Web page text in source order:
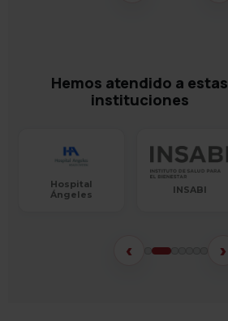
Hemos atendido a estas
instituciones
INSABI
SEDENA
‹ ›